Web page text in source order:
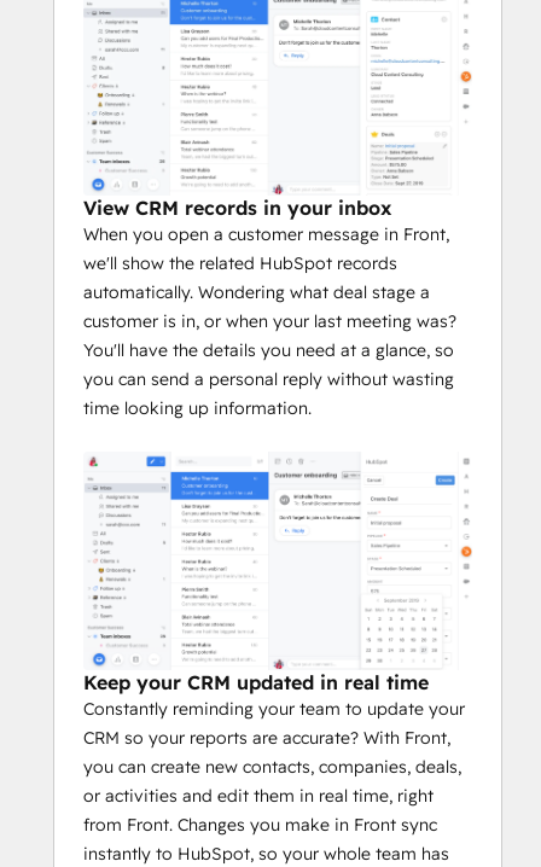
View CRM records in your inbox
When you open a customer message in Front,
we'll show the related HubSpot records
automatically. Wondering what deal stage a
customer is in, or when your last meeting was?
You'll have the details you need at a glance, so
you can send a personal reply without wasting
time looking up information.
Keep your CRM updated in real time
Constantly reminding your team to update your
CRM so your reports are accurate? With Front,
you can create new contacts, companies, deals,
or activities and edit them in real time, right
from Front. Changes you make in Front sync
instantly to HubSpot, so your whole team has